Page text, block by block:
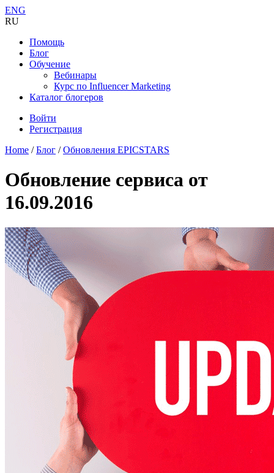
ENG
RU
Помощь
Блог
Обучение
Вебинары
Курс по Influencer Marketing
Каталог блогеров
Войти
Регистрация
Home /Блог /Обновления EPICSTARS
Обновление сервиса от
16.09.2016